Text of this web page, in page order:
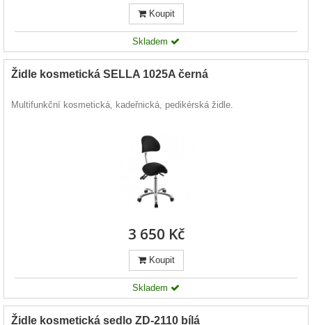
Koupit
Skladem
Židle kosmetická SELLA 1025A černá
Multifunkční kosmetická, kadeřnická, pedikérská židle.
3 650 Kč
Koupit
Skladem
Židle kosmetická sedlo ZD-2110 bílá